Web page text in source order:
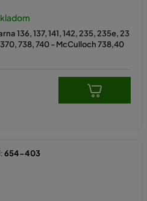
136, 137, 141, 142, 235, 235e, 23
738, 740 - McCulloch 738,40
654-403